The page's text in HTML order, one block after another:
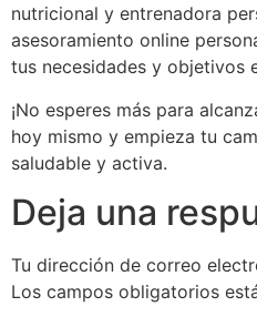
nutricional y entrenadora
asesoramiento online
tus necesidades y objetivos
¡No esperes más para
hoy mismo y empieza tu
saludable y activa.
Deja una
Tu dirección de correo
Los campos obligatorios